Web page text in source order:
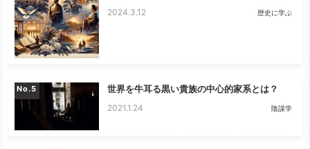
2024.3.12 歴史に学ぶ
No. 世界を牛耳る黒い貴族の中心的家系とは？
2021.1.24 陰謀学